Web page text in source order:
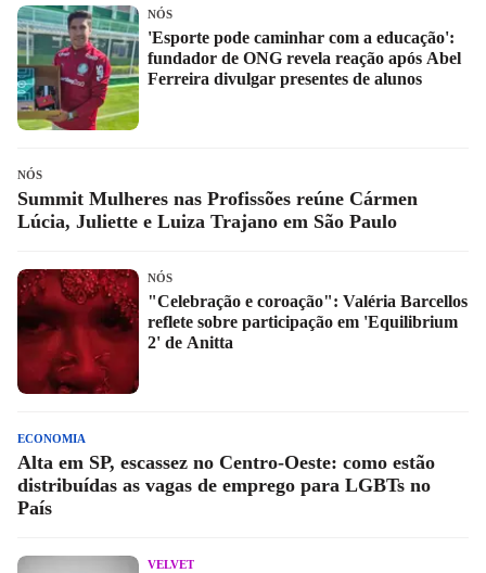
NÓS
'Esporte pode caminhar com a educação':
fundador de ONG revela reação após Abel
Ferreira divulgar presentes de alunos
NÓS
Summit Mulheres nas Profissões reúne Cármen
Lúcia, Juliette e Luiza Trajano em São Paulo
NÓS
"Celebração e coroação": Valéria Barcellos
reflete sobre participação em 'Equilibrium
2' de Anitta
ECONOMIA
Alta em SP, escassez no Centro-Oeste: como estão
distribuídas as vagas de emprego para LGBTs no
País
VELVET